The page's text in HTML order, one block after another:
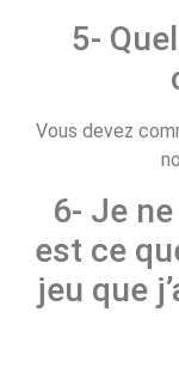
5-
Vous devez
6- Je
est ce
jeu que